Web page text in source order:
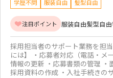
学歴不問 服装自由 髪型自由
注目ポイント 服装自由髪型自由
採用担当者のサポート業務を担
には】 ・応募者対応（電話・メ
情報の更新 ・応募書類の管理 ・
採用資料の作成 ・入社手続きの